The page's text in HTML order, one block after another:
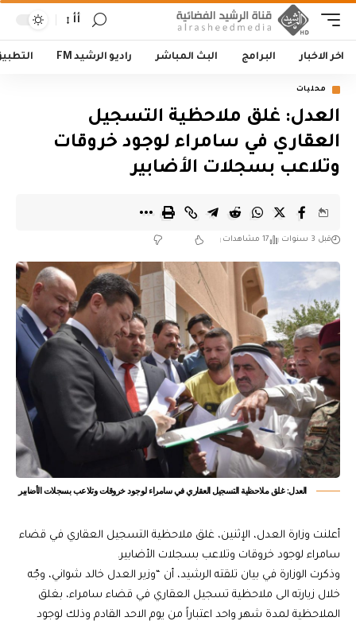
أأ
اخر الاخبار البرامج البث المباشر راديو الرشيد FM
محليات
العدل: غلق ملاحظية التسجيل
العقاري في سامراء لوجود خروقات
وتلاعب بسجلات الأضابير
قبل 3 سنوات 17 مشاهدات
العدل: غلق ملاحظية التسجيل العقاري في سامراء لوجود خروقات وتلاعب بسجلات الأضابير
أعلنت وزارة العدل، الإثنين، غلق ملاحظية التسجيل العقاري في قضاء
سامراء لوجود خروقات وتلاعب بسجلات الأضابير.
وذكرت الوزارة في بيان تلقته الرشيد، أن “وزير العدل خالد شواني، وجّه
خلال زيارته الى ملاحظية تسجيل العقاري في قضاء سامراء، بغلق
الملاحظية لمدة شهر واحد اعتباراً من يوم الاحد القادم وذلك لوجود